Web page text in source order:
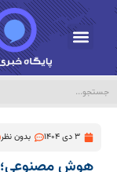
3 دی 1404 بدون نظر
هوش